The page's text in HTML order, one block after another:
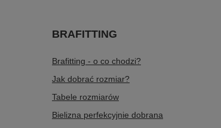
BRAFITTING
Brafitting - o co chodzi?
Jak dobrać rozmiar?
Tabele rozmiarów
Bielizna perfekcyjnie dobrana